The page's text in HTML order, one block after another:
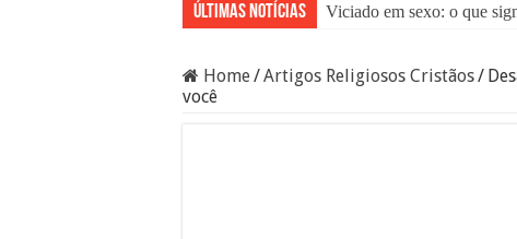
Últimas Notícias
Viciado em sexo: o que
Filme Sagrado Coração –
Home/Artigos Religiosos Cristãos/
você